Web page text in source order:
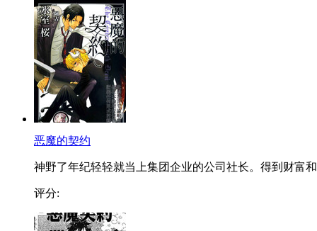
恶魔的契约
神野了年纪轻轻就当上集团企业的公司社长。得到财富
评分: